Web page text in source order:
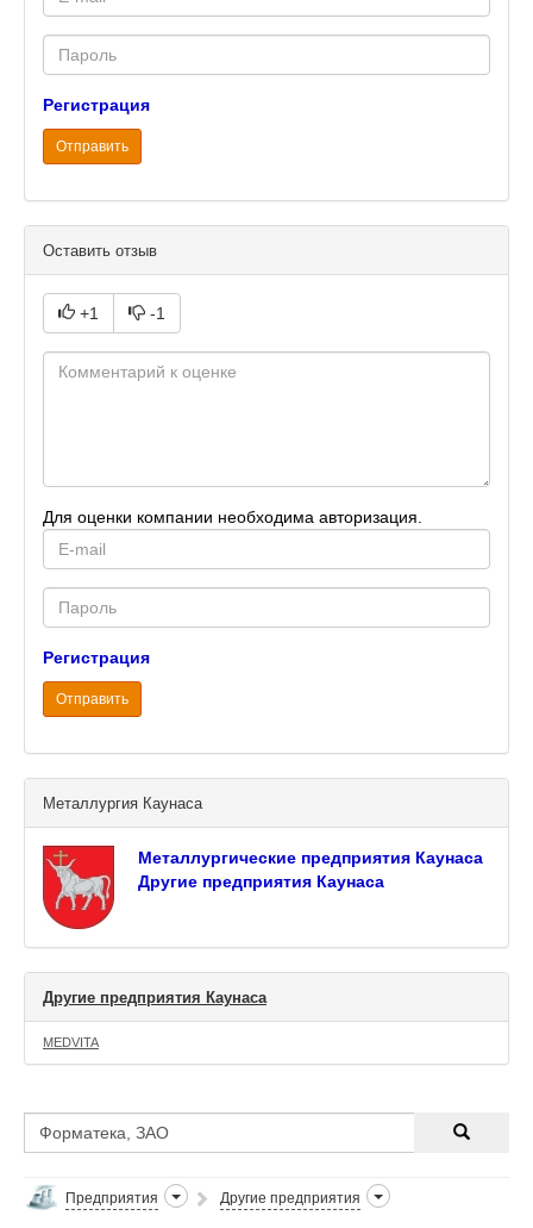
mail
Password
Регистрация
Отправить
Оставить отзыв
+1 -1
Для оценки компании необходима авторизация.
mail
Password
Регистрация
Отправить
Металлургия Каунаса
Металлургические предприятия Каунаса
Другие предприятия Каунаса
Другие предприятия Каунаса
MEDVITA
Предприятия Другие предприятия